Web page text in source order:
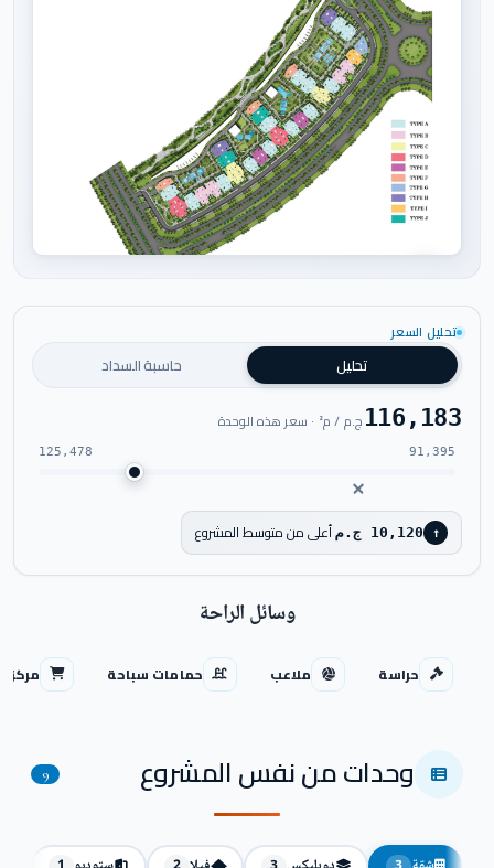
تحليل السعر
تحليل حاسبة السداد
116,183ج.م / م² · سعر هذه الوحدة
91,395
125,478
↑ 10,120 ج.م أعلى من متوسط المشروع
وسائل الراحة
حراسة ملاعب حمامات سباحة مركز
وحدات من نفس المشروع 9